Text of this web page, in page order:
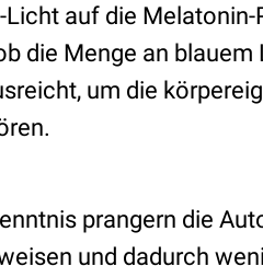
auf die
die Menge an blauem
um die
prangern die
und dadurch